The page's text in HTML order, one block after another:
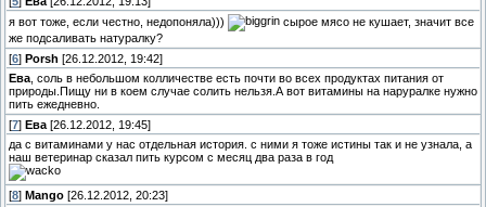
я вот тоже, если честно, недопоняла)))
сырое мясо не кушает, значит все
же подсаливать натуралку?
[6] Porsh [26.12.2012, 19:42]
Ева , соль в небольшом колличестве есть почти во всех продуктах питания от
природы.Пищу ни в коем случае солить нельзя.А вот витамины на наруралке нужно
пить ежедневно.
[7] Ева [26.12.2012, 19:45]
да с витаминами у нас отдельная история. с ними я тоже истины так и не узнала, а
наш ветеринар сказал пить курсом с месяц два раза в год
[8] Mango [26.12.2012, 20:23]